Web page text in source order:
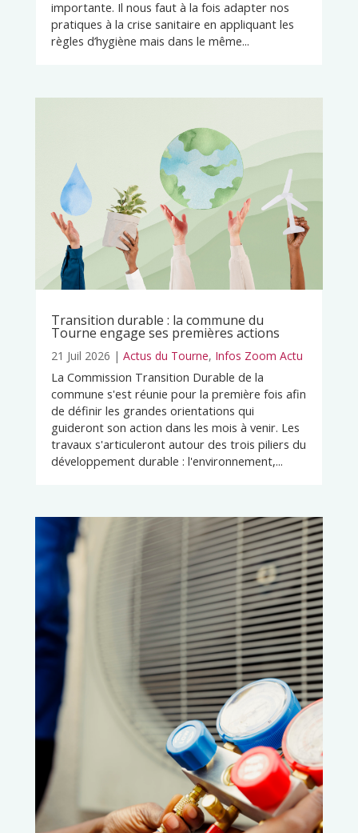
importante. Il nous faut à la fois adapter nos
pratiques à la crise sanitaire en appliquant les
règles d’hygiène mais dans le même...
Transition durable : la commune du
Tourne engage ses premières actions
21 Juil 2026 | Actus du Tourne, Infos Zoom Actu
La Commission Transition Durable de la
commune s'est réunie pour la première fois afin
de définir les grandes orientations qui
guideront son action dans les mois à venir. Les
travaux s'articuleront autour des trois piliers du
développement durable : l'environnement,...